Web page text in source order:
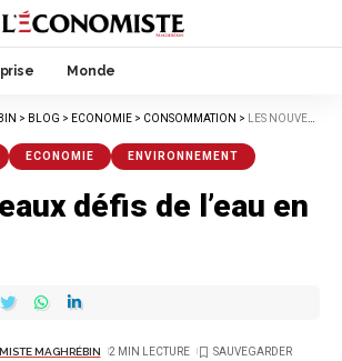
Monde
> BLOG > ECONOMIE > CONSOMMATION > LES NOUVEAUX DÉFIS DE L’EAU EN TUNISIE
ECONOMIE ENVIRONNEMENT
défis de l’eau en
MAGHRÉBIN 2 MIN LECTURE